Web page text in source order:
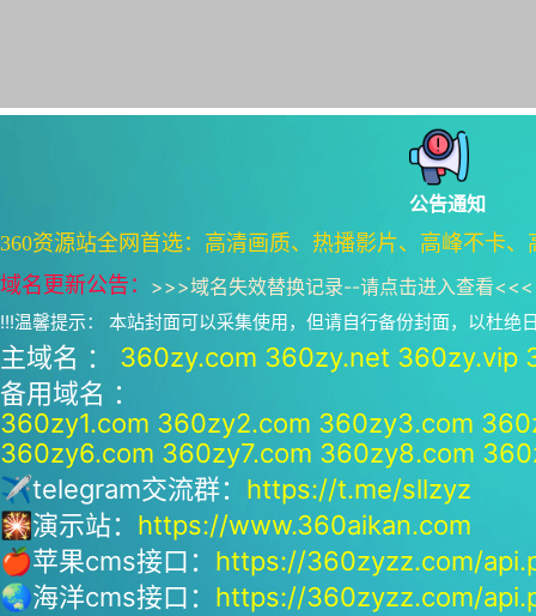
公告通知
360资源站全网首选：高清画质、热播影片、高峰不卡
域名更新公告： >>>域名失效替换记录--请点击进入查看<<<
!!!温馨提示： 本站封面可以采集使用，但请自行备份封面，以杜绝
主域名 ： 360zy.com 360zy.net 360zy.vip
备用域名 ：
360zy1.com 360zy2.com 360zy3.com
360zy6.com 360zy7.com 360zy8.com
✈telegram交流群： https://t.me/sllzyz
🎇演示站： https://www.360aikan.com
🍎苹果cms接口： https://360zyzz.com/
🌏海洋cms接口： https://360zyzz.com/